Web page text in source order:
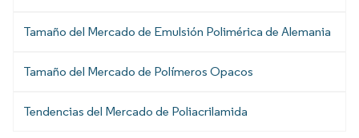
Tamaño del Mercado de Emulsión Polimérica de Alemania
Tamaño del Mercado de Polímeros Opacos
Tendencias del Mercado de Poliacrilamida